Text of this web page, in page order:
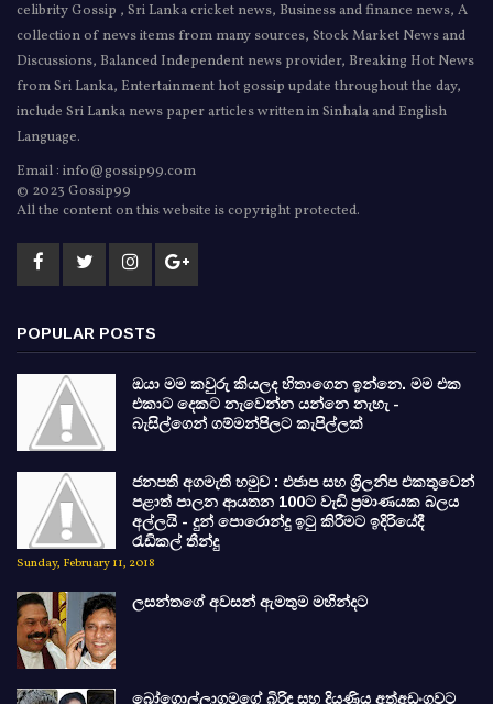
celibrity Gossip , Sri Lanka cricket news, Business and finance news, A
collection of news items from many sources, Stock Market News and
Discussions, Balanced Independent news provider, Breaking Hot News
from Sri Lanka, Entertainment hot gossip update throughout the day,
include Sri Lanka news paper articles written in Sinhala and English
Language.
Email : info@gossip99.com
© 2023 Gossip99
All the content on this website is copyright protected.
POPULAR POSTS
ඔයා මම කවුරු කියලද හිතාගෙන ඉන්නෙ. මම එක
එකාට දෙකට නැවෙන්න යන්නෙ නැහැ -
බැසිල්ගෙන් ගම්මන්පිලට කැපිල්ලක්
ජනපති අගමැති හමුව : එජාප සහ ශ්‍රිලනිප එකතුවෙන්
පළාත් පාලන ආයතන 100ට වැඩි ප්‍රමාණයක බලය
අල්ලයි - දුන් පොරොන්දු ඉටු කිරීමට ඉදිරියේදී
රැඩිකල් තීන්දු
Sunday, February 11, 2018
ලසන්තගේ අවසන් ඇමතුම මහින්දට
බෝගොල්ලාගමගේ බිරිඳ සහ දියණිය අත්අඩංගුවට